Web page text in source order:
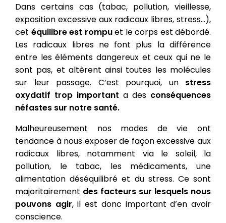
Dans certains cas (tabac, pollution, vieillesse,
exposition excessive aux radicaux libres, stress…),
cet équilibre est rompuet le corps est débordé.
Les radicaux libres ne font plus la différence
entre les éléments dangereux et ceux qui ne le
sont pas, et altèrent ainsi toutes les molécules
sur leur passage. C’est pourquoi, un stress
oxydatif trop important a des conséquences
néfastes sur notre santé.
Malheureusement nos modes de vie ont
tendance à nous exposer de façon excessive aux
radicaux libres, notamment via le soleil, la
pollution, le tabac, les médicaments, une
alimentation déséquilibré et du stress. Ce sont
majoritairement des facteurs sur lesquels nous
pouvons agir, il est donc important d’en avoir
conscience.